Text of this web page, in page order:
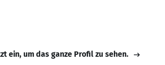
ein, um das ganze Profil zu sehen.